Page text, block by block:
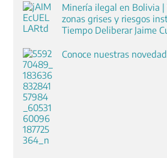
Minería ilegal en Bolivia |
zonas grises y riesgos
Tiempo Deliberar Jaime
Conoce nuestras